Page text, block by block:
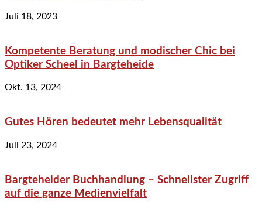
Juli 18, 2023
Kompetente Beratung und modischer Chic bei
Optiker Scheel in Bargteheide
Okt. 13, 2024
Gutes Hören bedeutet mehr Lebensqualität
Juli 23, 2024
Bargteheider Buchhandlung – Schnellster Zugriff
auf die ganze Medienvielfalt